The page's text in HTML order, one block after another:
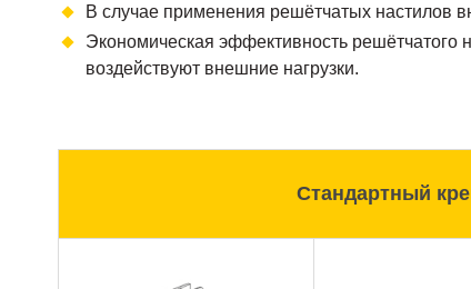
В случае применения решётчатых настилов
Экономическая эффективность решётчатого
воздействуют внешние нагрузки.
Стандартный